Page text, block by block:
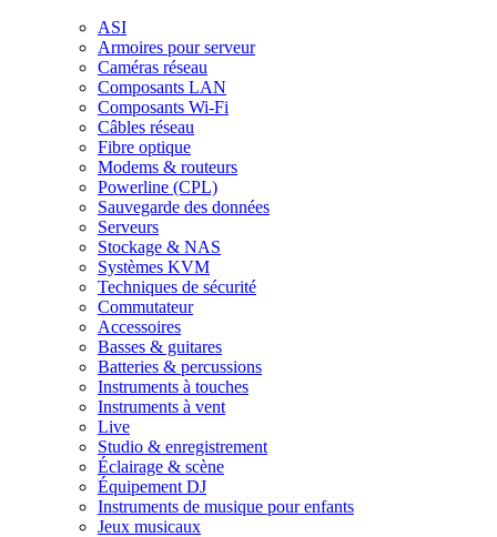
ASI
Armoires pour serveur
Caméras réseau
Composants LAN
Composants Wi-Fi
Câbles réseau
Fibre optique
Modems & routeurs
Powerline (CPL)
Sauvegarde des données
Serveurs
Stockage & NAS
Systèmes KVM
Techniques de sécurité
Commutateur
Accessoires
Basses & guitares
Batteries & percussions
Instruments à touches
Instruments à vent
Live
Studio & enregistrement
Éclairage & scène
Équipement DJ
Instruments de musique pour enfants
Jeux musicaux